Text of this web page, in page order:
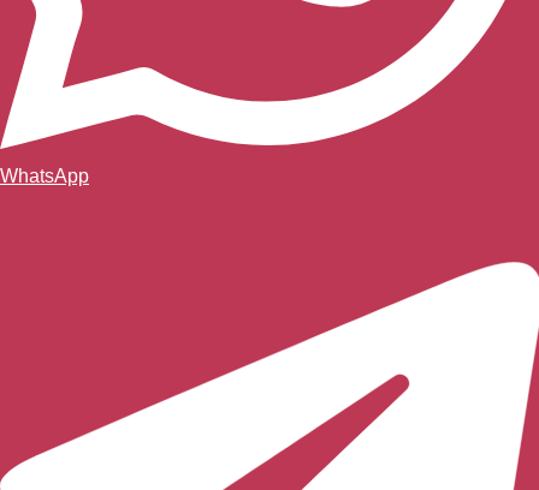
WhatsApp